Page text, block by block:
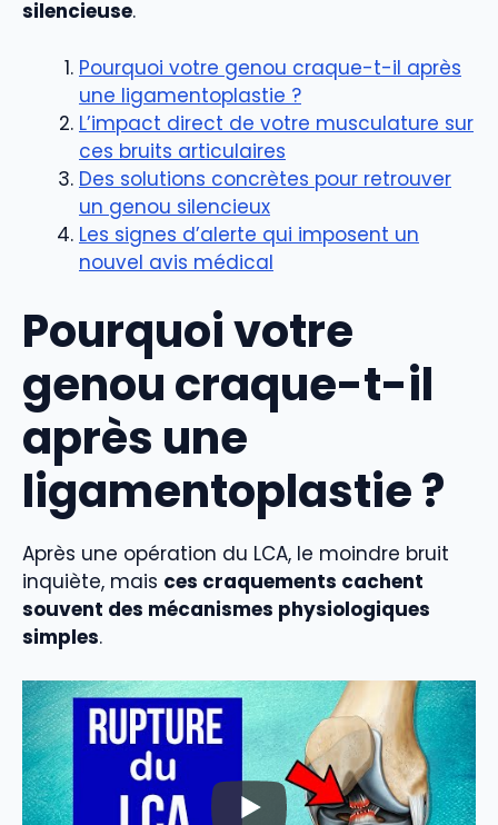
silencieuse.
Pourquoi votre genou craque-t-il après
une ligamentoplastie ?
L’impact direct de votre musculature sur
ces bruits articulaires
Des solutions concrètes pour retrouver
un genou silencieux
Les signes d’alerte qui imposent un
nouvel avis médical
Pourquoi votre
genou craque-t-il
après une
ligamentoplastie ?
Après une opération du LCA, le moindre bruit
inquiète, mais ces craquements cachent
souvent des mécanismes physiologiques
simples.